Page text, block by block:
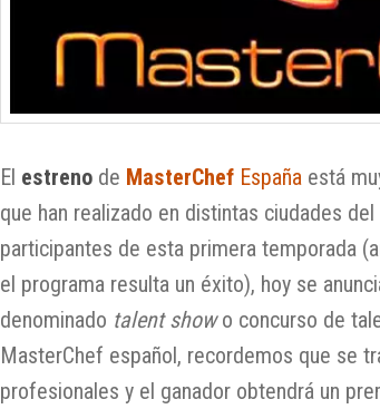
El estreno de MasterChef España está
que han realizado en distintas ciudades
participantes de esta primera temporada
el programa resulta un éxito), hoy se
denominado talent showo concurso de
MasterChef español, recordemos que se
profesionales y el ganador obtendrá un